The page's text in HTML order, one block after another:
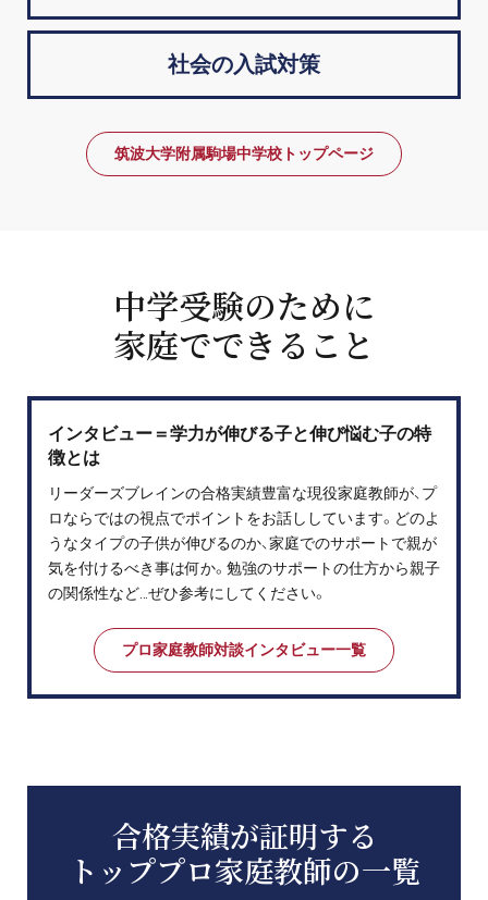
社会の入試対策
筑波大学附属駒場中学校トップページ
中学受験のために
家庭でできること
インタビュー＝学力が伸びる子と伸び悩む子の特
徴とは
リーダーズブレインの合格実績豊富な現役家庭教師が、プ
ロならではの視点でポイントをお話ししています。どのよ
うなタイプの子供が伸びるのか、家庭でのサポートで親が
気を付けるべき事は何か。勉強のサポートの仕方から親子
の関係性など…ぜひ参考にしてください。
プロ家庭教師対談インタビュー一覧
合格実績が証明する
トッププロ家庭教師の一覧